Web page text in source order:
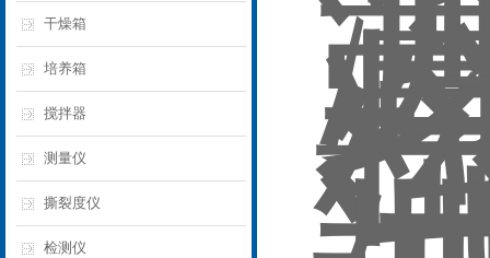
干燥箱
培养箱
搅拌器
测量仪
撕裂度仪
检测仪